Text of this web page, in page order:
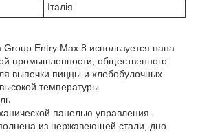
Італія
Entry Max 8 используется нана
промышленности, общественного
выпечки пиццы и хлебобулочных
температуры
панелью управления.
из нержавеющей стали, дно